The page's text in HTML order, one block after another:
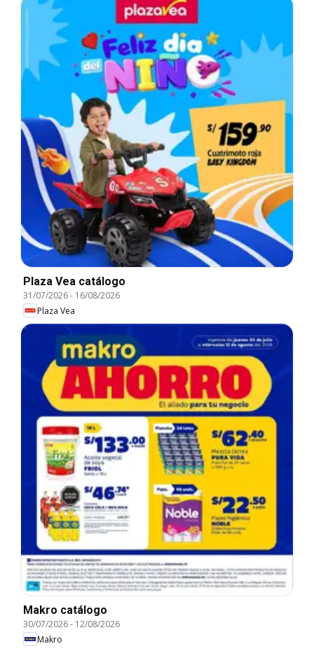
Plaza Vea catálogo
31/07/2026- 16/08/2026
Plaza Vea
Makro catálogo
30/07/2026- 12/08/2026
Makro